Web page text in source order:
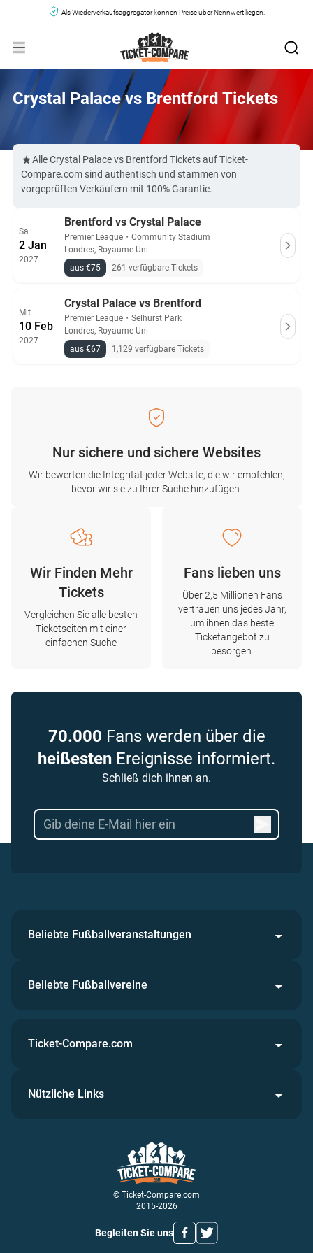
Als Wiederverkaufsaggregator können Preise über Nennwert liegen.
Crystal Palace vs Brentford Tickets
Alle Crystal Palace vs Brentford Tickets auf Ticket-
Compare.com sind authentisch und stammen von
vorgeprüften Verkäufern mit 100% Garantie.
Sa
2 Jan
2027
Brentford vs Crystal Palace
Premier League ・ Community Stadium
Londres, Royaume-Uni
aus €75
261 verfügbare Tickets
Mit
10 Feb
2027
Crystal Palace vs Brentford
Premier League ・ Selhurst Park
Londres, Royaume-Uni
aus €67
1,129 verfügbare Tickets
Nur sichere und sichere Websites
Wir bewerten die Integrität jeder Website, die wir empfehlen,
bevor wir sie zu Ihrer Suche hinzufügen.
Wir Finden Mehr
Tickets
Vergleichen Sie alle besten
Ticketseiten mit einer
einfachen Suche
Fans lieben uns
Über 2,5 Millionen Fans
vertrauen uns jedes Jahr,
um ihnen das beste
Ticketangebot zu
besorgen.
70.000 Fans werden über die
heißesten Ereignisse informiert.
Schließ dich ihnen an.
Beliebte Fußballveranstaltungen
Beliebte Fußballvereine
© Ticket-Compare.com
2015-2026
Begleiten Sie uns
Ticket-Compare.com
Nützliche Links